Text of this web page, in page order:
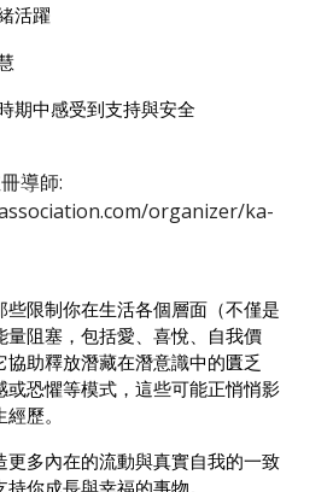
活躍
期中感受到支持與安全
導師:
organizer/ka-
些限制你在生活各個層面（不僅是
量阻塞，包括愛、喜悅、自我價
協助釋放潛藏在潛意識中的匱乏
或恐懼等模式，這些可能正悄悄影
歷。
更多內在的流動與真實自我的一致